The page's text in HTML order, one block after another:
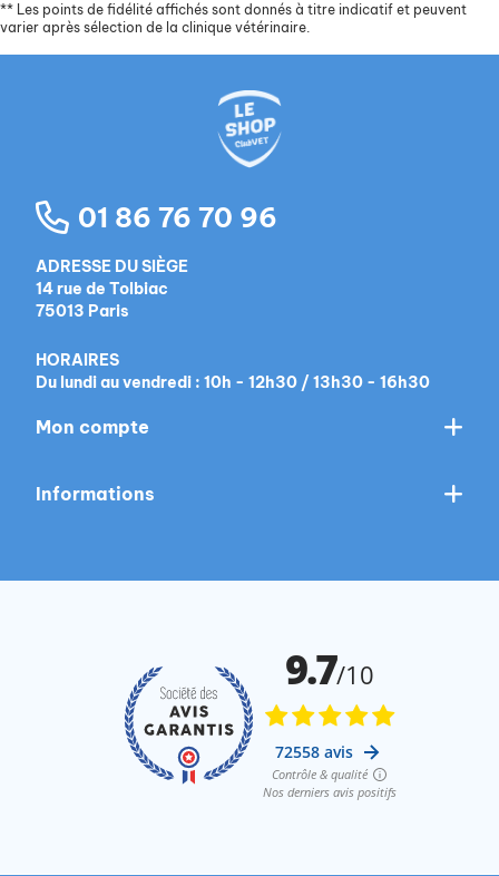
** Les points de fidélité affichés sont donnés à titre indicatif et peuvent
varier après sélection de la clinique vétérinaire.
01 86 76 70 96
ADRESSE DU SIÈGE
14 rue de Tolbiac
75013 Paris
HORAIRES
Du lundi au vendredi : 10h - 12h30 / 13h30 - 16h30
Mon compte
Informations